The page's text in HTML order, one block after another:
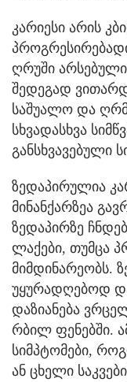
კარიესი არის
ღრუში არსებული
შედეგად
საშუალო და
სხვადასხვა
განსხვავებული
ზედაპირულია
მინანქარზეა
ზედაპირზე
ლაქები, თუმცა
მიმდინარეობს.
უყურადღებოდ
დაზიანება
რბილ ფენებში.
სიმპტომები,
ან ცხელი